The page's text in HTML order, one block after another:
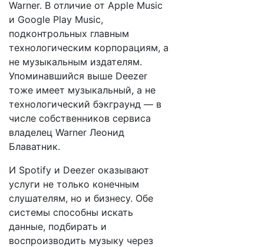
Warner. В отличие от Apple Music
и Google Play Music,
подконтрольных главным
технологическим корпорациям, а
не музыкальным издателям.
Упоминавшийся выше Deezer
тоже имеет музыкальный, а не
технологический бэкграунд — в
числе собственников сервиса
владелец Warner Леонид
Блаватник.
И Spotify и Deezer оказывают
услуги не только конечным
слушателям, но и бизнесу. Обе
системы способны искать
данные, подбирать и
воспроизводить музыку через